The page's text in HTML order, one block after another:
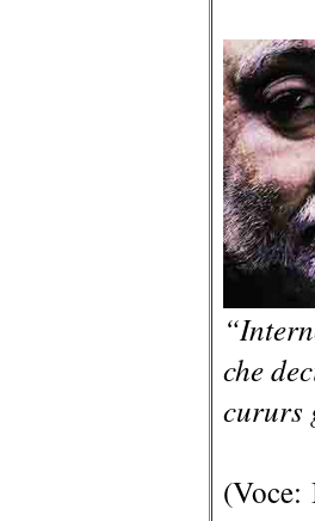
che
cururs
(Voce: